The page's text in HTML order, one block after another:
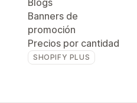
Blogs
Banners de
promoción
Precios por cantidad
SHOPIFY PLUS